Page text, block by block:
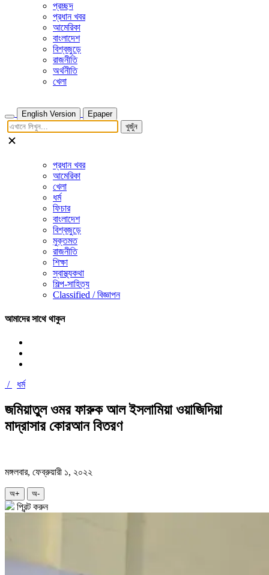
প্রচ্ছদ
প্রধান খবর
আমেরিকা
বাংলাদেশ
বিশ্বজুড়ে
রাজনীতি
অর্থনীতি
খেলা
English Version
Epaper
খুজুঁন
প্রধান খবর
আমেরিকা
খেলা
ধর্ম
ফিচার
বাংলাদেশ
বিশ্বজুড়ে
মুক্তমত
রাজনীতি
শিক্ষা
স্বাস্থ্যকথা
শিল্প-সাহিত্য
Classified / বিজ্ঞাপন
আমাদের সাথে থাকুন
/ ধর্ম
জমিয়াতুল ওমর ফারুক আল ইসলামিয়া ওয়াজিদিয়া
মাদ্রাসার কোরআন বিতরণ
মঙ্গলবার, ফেব্রুয়ারী ১, ২০২২
অ+ অ-
প্রিন্ট করুন